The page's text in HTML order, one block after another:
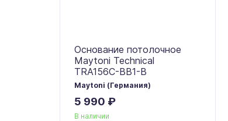
Основание потолочное
Maytoni Technical
TRA156C-BB1-B
Maytoni (Германия)
5 990 ₽
В наличии